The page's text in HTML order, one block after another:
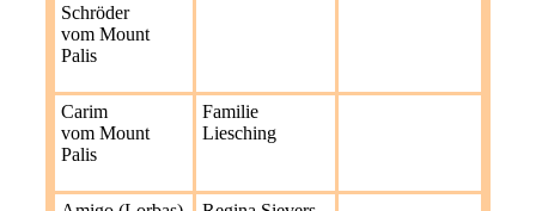
Schröder
vom Mount
Palis
Carim
vom Mount
Palis
Familie
Liesching